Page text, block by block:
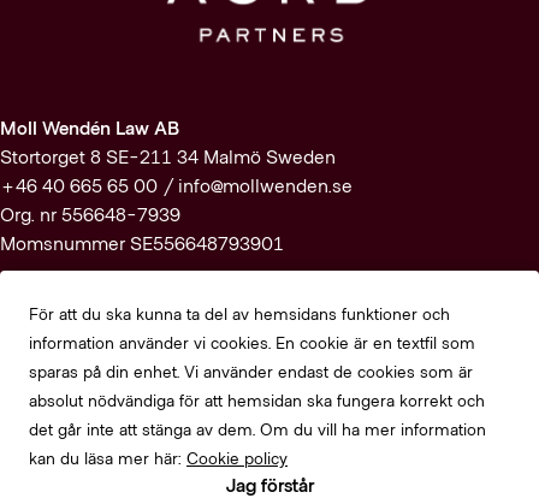
För att du ska kunna ta del av hemsidans funktioner och
information använder vi cookies. En cookie är en textfil som
sparas på din enhet. Vi använder endast de cookies som är
absolut nödvändiga för att hemsidan ska fungera korrekt och
det går inte att stänga av dem. Om du vill ha mer information
kan du läsa mer här: Cookie policy
Jag förstår
Moll Wendén Law AB
Stortorget 8 SE-211 34 Malmö Sweden
+46 40 665 65 00 / info@mollwenden.se
Org. nr 556648-7939
Momsnummer SE556648793901
Registrera dig här
Alla rättigheter förbehållna Moll Wendén Law AB